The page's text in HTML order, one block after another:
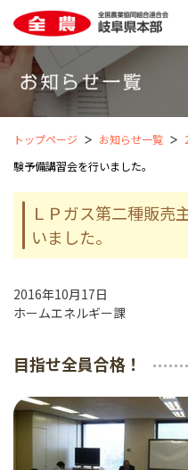
トップページ お知らせ一覧
験予備講習会を行いました。
ＬＰガス第二種販売
いました。
2016年10月17日
ホームエネルギー課
目指せ全員合格！